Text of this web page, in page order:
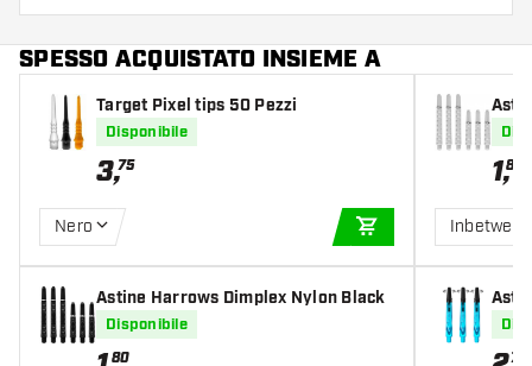
SPESSO ACQUISTATO INSIEME A
Target Pixel tips 50 Pezzi
Disponibile
3,75
Nero
AGGIUNGI AL
Astine Harrows Dimplex Nylon Black
Disponibile
80
1,80
Inbetween
70